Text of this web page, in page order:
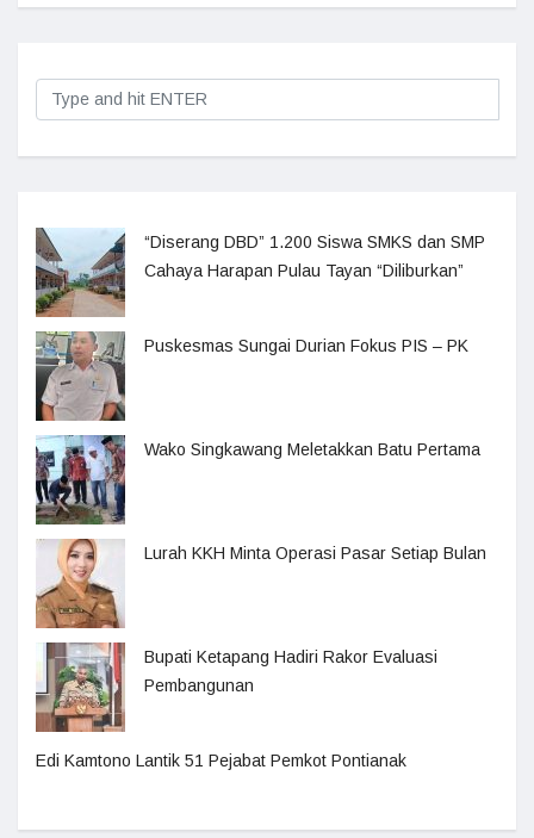
“Diserang DBD” 1.200 Siswa SMKS dan SMP
Cahaya Harapan Pulau Tayan “Diliburkan”
Puskesmas Sungai Durian Fokus PIS – PK
Wako Singkawang Meletakkan Batu Pertama
Lurah KKH Minta Operasi Pasar Setiap Bulan
Bupati Ketapang Hadiri Rakor Evaluasi
Pembangunan
Edi Kamtono Lantik 51 Pejabat Pemkot Pontianak